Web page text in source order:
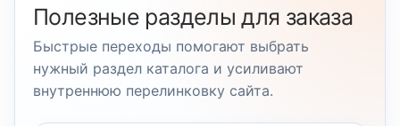
Полезные разделы для заказа
Быстрые переходы помогают выбрать
нужный раздел каталога и усиливают
внутреннюю перелинковку сайта.